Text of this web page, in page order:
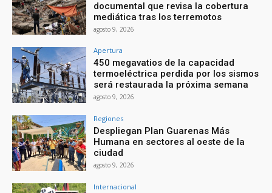
documental que revisa la cobertura
mediática tras los terremotos
agosto 9, 2026
Apertura
450 megavatios de la capacidad
termoeléctrica perdida por los sismos
será restaurada la próxima semana
agosto 9, 2026
Regiones
Despliegan Plan Guarenas Más
Humana en sectores al oeste de la
ciudad
agosto 9, 2026
Internacional